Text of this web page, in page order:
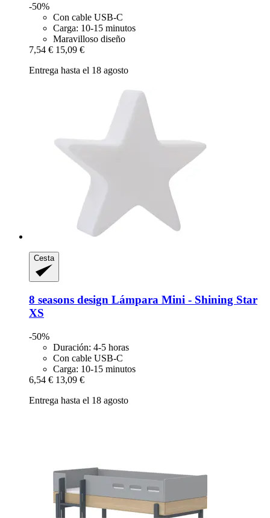
-50%
Con cable USB-C
Carga: 10-15 minutos
Maravilloso diseño
7,54 € 15,09 €
Entrega hasta el 18 agosto
Cesta
8 seasons design Lámpara Mini -​ Shining Star
XS
-50%
Duración: 4-5 horas
Con cable USB-C
Carga: 10-15 minutos
6,54 € 13,09 €
Entrega hasta el 18 agosto